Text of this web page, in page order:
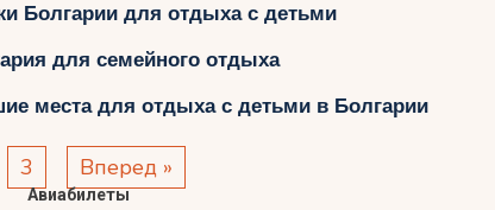
Болгарии для отдыха с детьми
для семейного отдыха
места для отдыха с детьми в Болгарии
3 Вперед »